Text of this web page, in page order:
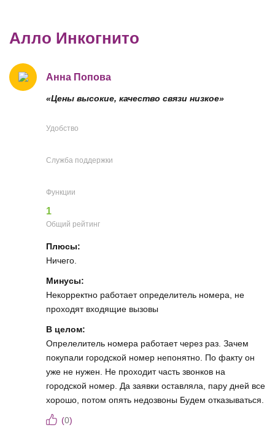
Алло Инкогнито
Анна Попова
«Цены высокие, качество связи низкое»
Удобство
Служба поддержки
Функции
1
Общий рейтинг
Плюсы:
Ничего.
Минусы:
Некорректно работает определитель номера, не
проходят входящие вызовы
В целом:
Опрелелитель номера работает через раз. Зачем
покупали городской номер непонятно. По факту он
уже не нужен. Не проходит часть звонков на
городской номер. Да заявки оставляла, пару дней все
хорошо, потом опять недозвоны Будем отказываться.
(0)